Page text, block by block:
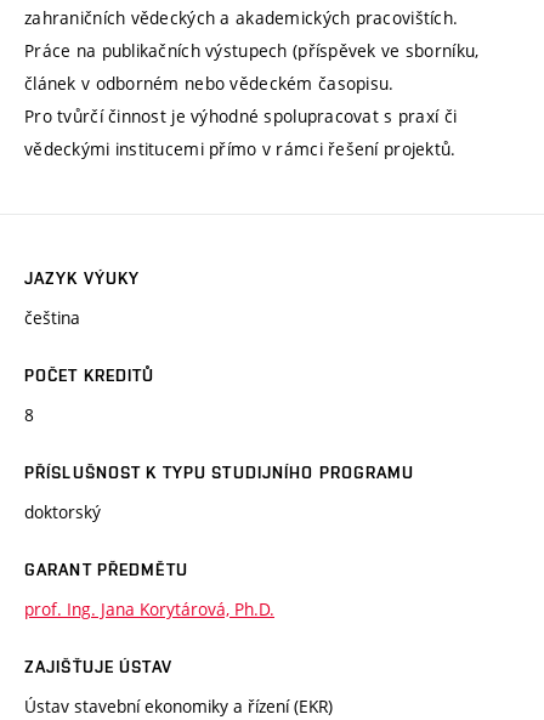
zahraničních vědeckých a akademických pracovištích.
Práce na publikačních výstupech (příspěvek ve sborníku,
článek v odborném nebo vědeckém časopisu.
Pro tvůrčí činnost je výhodné spolupracovat s praxí či
vědeckými institucemi přímo v rámci řešení projektů.
JAZYK VÝUKY
čeština
POČET KREDITŮ
8
PŘÍSLUŠNOST K TYPU STUDIJNÍHO PROGRAMU
doktorský
GARANT PŘEDMĚTU
prof. Ing. Jana Korytárová, Ph.D.
ZAJIŠŤUJE ÚSTAV
Ústav stavební ekonomiky a řízení (EKR)